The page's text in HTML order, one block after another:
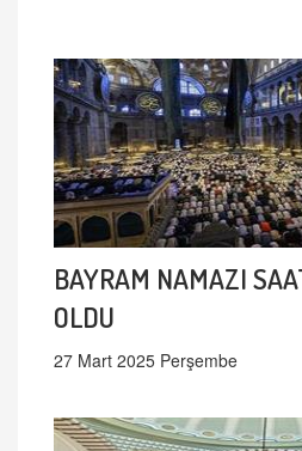
BAYRAM NAMAZI
OLDU
27 Mart 2025 Perşembe